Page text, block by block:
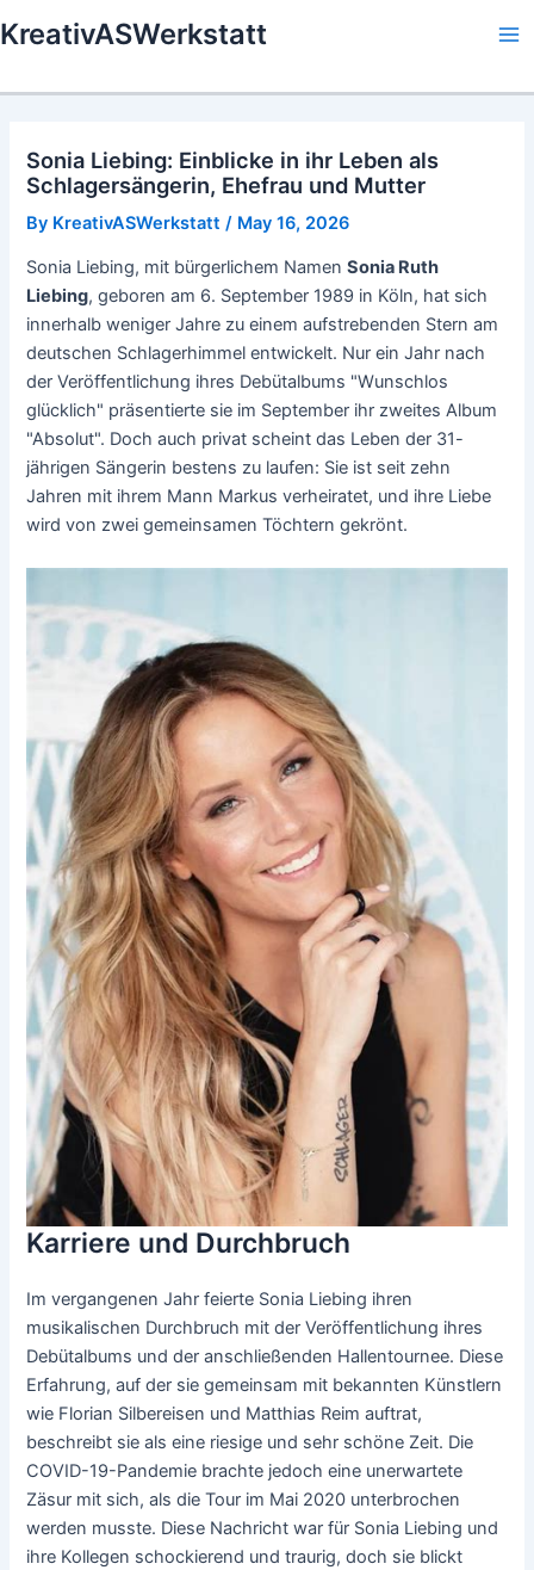
to
KreativASWerkstatt
Sonia Liebing: Einblicke in ihr Leben als
Schlagersängerin, Ehefrau und Mutter
By KreativASWerkstatt / May 16, 2026
Sonia Liebing, mit bürgerlichem NamenSonia Ruth
Liebing, geboren am 6. September 1989 in Köln, hat sich
innerhalb weniger Jahre zu einem aufstrebenden Stern am
deutschen Schlagerhimmel entwickelt. Nur ein Jahr nach
der Veröffentlichung ihres Debütalbums "Wunschlos
glücklich" präsentierte sie im September ihr zweites Album
"Absolut". Doch auch privat scheint das Leben der 31-
jährigen Sängerin bestens zu laufen: Sie ist seit zehn
Jahren mit ihrem Mann Markus verheiratet, und ihre Liebe
wird von zwei gemeinsamen Töchtern gekrönt.
Karriere und Durchbruch
Im vergangenen Jahr feierte Sonia Liebing ihren
musikalischen Durchbruch mit der Veröffentlichung ihres
Debütalbums und der anschließenden Hallentournee. Diese
Erfahrung, auf der sie gemeinsam mit bekannten Künstlern
wie Florian Silbereisen und Matthias Reim auftrat,
beschreibt sie als eine riesige und sehr schöne Zeit. Die
COVID-19-Pandemie brachte jedoch eine unerwartete
Zäsur mit sich, als die Tour im Mai 2020 unterbrochen
werden musste. Diese Nachricht war für Sonia Liebing und
ihre Kollegen schockierend und traurig, doch sie blickt